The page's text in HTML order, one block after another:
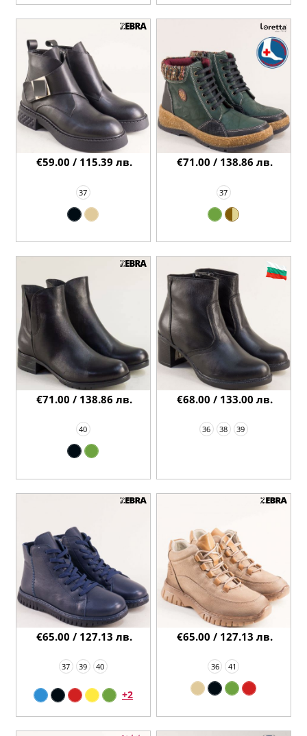
37
€59.00 / 115.39 лв.
37
€71.00 / 138.86 лв.
40
€71.00 / 138.86 лв.
36 38 39
€68.00 / 133.00 лв.
37 39 40
+2
€65.00 / 127.13 лв.
36 41
€65.00 / 127.13 лв.